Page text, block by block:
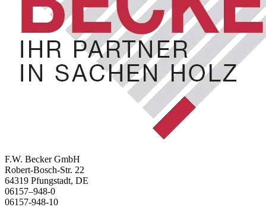
F.W. Becker GmbH
Robert-Bosch-Str. 22
64319 Pfungstadt, DE
06157–948-0
06157-948-10